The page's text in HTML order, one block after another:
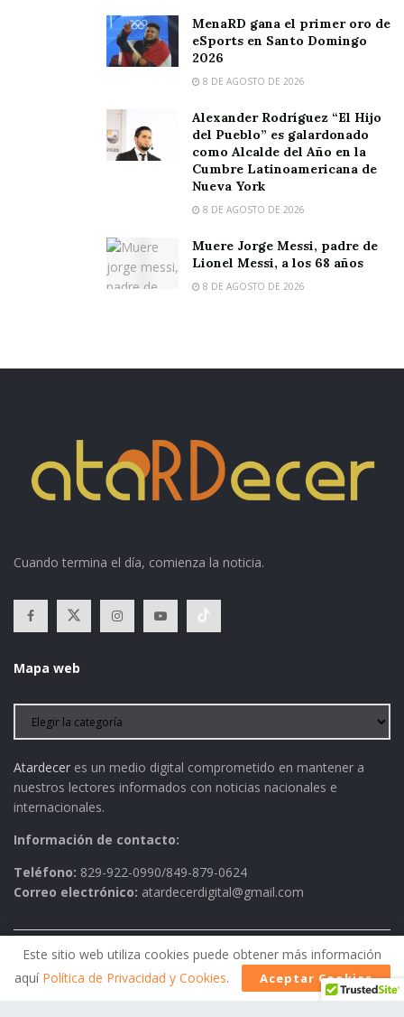
MenaRD gana el primer oro de
eSports en Santo Domingo
2026
8 DE AGOSTO DE 2026
Alexander Rodríguez “El Hijo
del Pueblo” es galardonado
como Alcalde del Año en la
Cumbre Latinoamericana de
Nueva York
8 DE AGOSTO DE 2026
Muere Jorge Messi, padre de
Lionel Messi, a los 68 años
8 DE AGOSTO DE 2026
Cuando termina el día, comienza la noticia.
Mapa web
Atardecer es un medio digital comprometido en mantener a
nuestros lectores informados con noticias nacionales e
internacionales.
Información de contacto:
Teléfono: 829-922-0990/849-879-0624
Correo electrónico: atardecerdigital@gmail.com
Política de Privacidad AVISO LEGAL
Contactos
Historia
Este sitio web utiliza cookies puede obtener más información
aquí Política de Privacidad y Cookies. Aceptar Cookies